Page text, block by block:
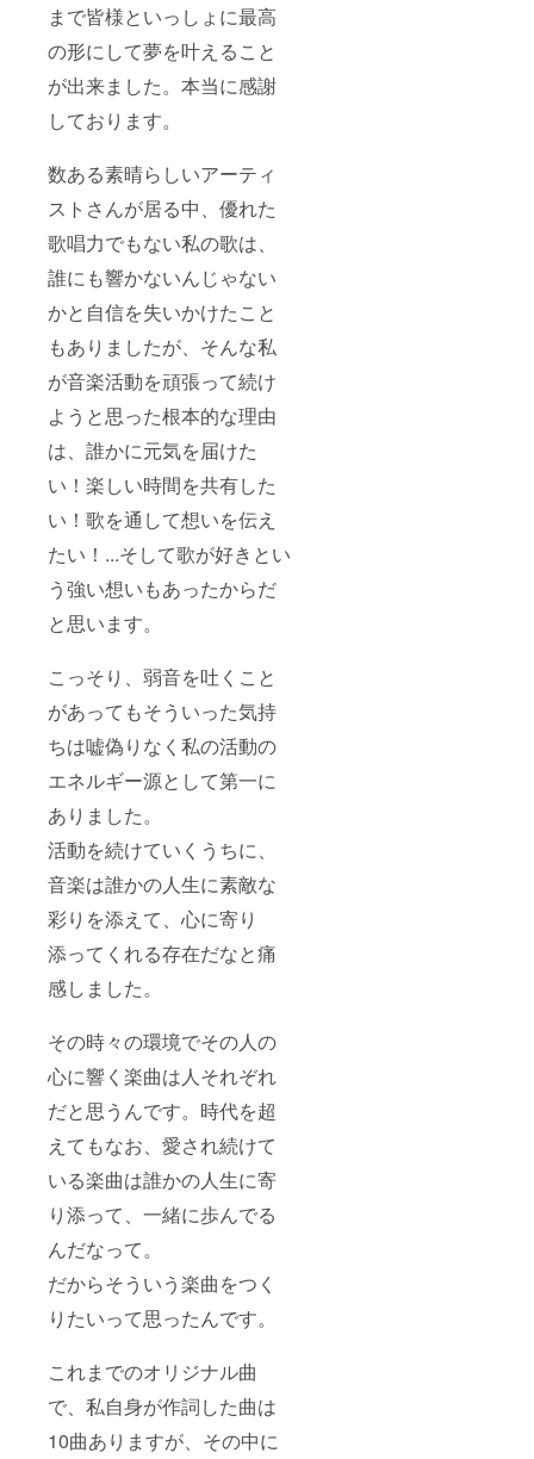
まで皆様といっしょに最高
の形にして夢を叶えること
が出来ました。本当に感謝
しております。
数ある素晴らしいアーティ
ストさんが居る中、優れた
歌唱力でもない私の歌は、
誰にも響かないんじゃない
かと自信を失いかけたこと
もありましたが、そんな私
が音楽活動を頑張って続け
ようと思った根本的な理由
は、誰かに元気を届けた
い！楽しい時間を共有した
い！歌を通して想いを伝え
たい！...そして歌が好きとい
う強い想いもあったからだ
と思います。
こっそり、弱音を吐くこと
があってもそういった気持
ちは嘘偽りなく私の活動の
エネルギー源として第一に
ありました。
活動を続けていくうちに、
音楽は誰かの人生に素敵な
彩りを添えて、心に寄り
添ってくれる存在だなと痛
感しました。
その時々の環境でその人の
心に響く楽曲は人それぞれ
だと思うんです。時代を超
えてもなお、愛され続けて
いる楽曲は誰かの人生に寄
り添って、一緒に歩んでる
んだなって。
だからそういう楽曲をつく
りたいって思ったんです。
これまでのオリジナル曲
で、私自身が作詞した曲は
10曲ありますが、その中に